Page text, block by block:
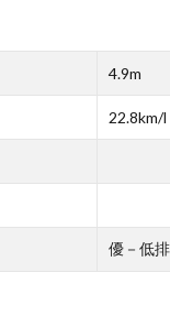
4.9m
22.8km/l
優－低